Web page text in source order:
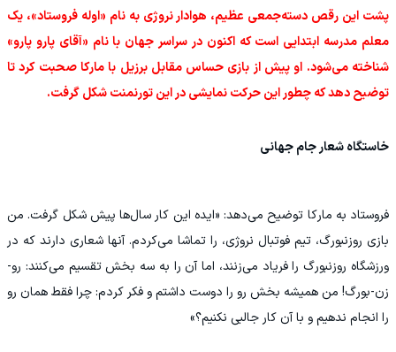
پشت این رقص دسته‌جمعی عظیم، هوادار نروژی به نام «اوله فروستاد»، یک
معلم مدرسه ابتدایی است که اکنون در سراسر جهان با نام «آقای پارو پارو»
شناخته می‌شود. او پیش از بازی حساس مقابل برزیل با مارکا صحبت کرد تا
توضیح دهد که چطور این حرکت نمایشی در این تورنمنت شکل گرفت.
خاستگاه شعار جام جهانی
فروستاد به مارکا توضیح می‌دهد: «ایده این کار سال‌ها پیش شکل گرفت. من
بازی روزنبورگ، تیم فوتبال نروژی، را تماشا می‌کردم. آنها شعاری دارند که در
ورزشگاه روزنبورگ را فریاد می‌زنند، اما آن را به سه بخش تقسیم می‌کنند: رو-
زن-بورگ! من همیشه بخش رو را دوست داشتم و فکر کردم: چرا فقط همان رو
را انجام ندهیم و با آن کار جالبی نکنیم؟»